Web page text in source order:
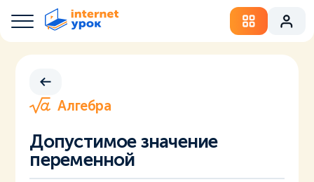
Алгебра
Допустимое значение
переменной